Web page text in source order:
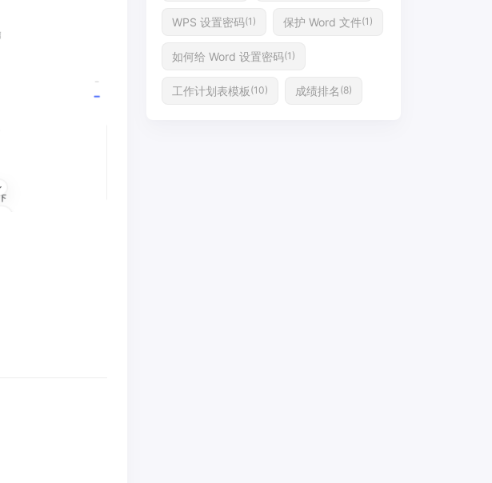
WPS 设置密码(1) 保护 Word 文件(1)
如何给 Word 设置密码(1)
工作计划表模板 (10) 成绩排名 (8)